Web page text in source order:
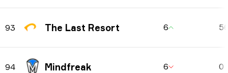
93 The Last Resort 6
94 Mindfreak 6 0